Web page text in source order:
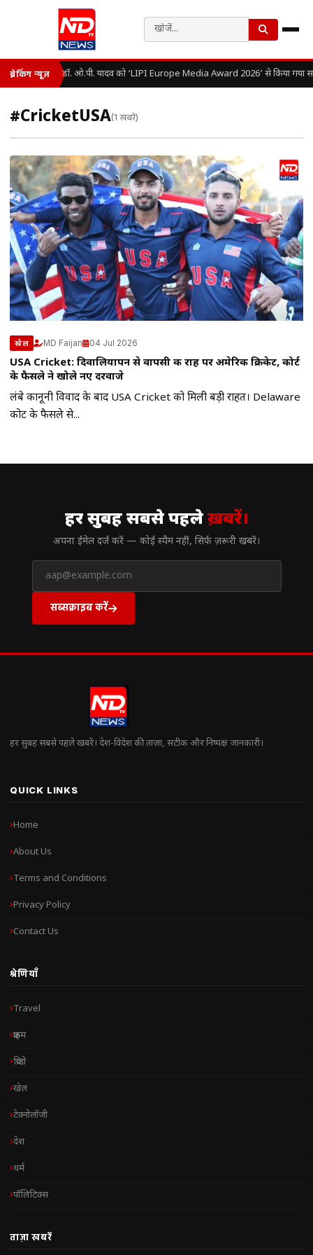
ब्रेकिंग न्यूज़ डॉ. ओ.पी. यादव को ‘LIPI Europe Media Award 2026’ से किया गया
#CricketUSA(1 खबरें)
खेल MD Faijan 04 Jul 2026
USA Cricket: दिवालियापन से वापसी की राह पर अमेरिकी क्रिकेट, कोर्ट
के फैसले ने खोले नए दरवाजे
लंबे कानूनी विवाद के बाद USA Cricket को मिली बड़ी राहत। Delaware
कोर्ट के फैसले से...
हर सुबह सबसे पहलेख़बरें।
अपना ईमेल दर्ज करें — कोई स्पैम नहीं, सिर्फ ज़रूरी खबरें।
सब्सक्राइब करें
हर सुबह सबसे पहले खबरें। देश-विदेश की ताज़ा, सटीक और निष्पक्ष जानकारी।
QUICK LINKS
Home
About Us
Terms and Conditions
Privacy Policy
Contact Us
श्रेणियाँ
Travel
क्राइम
क्रिप्टो
खेल
टेक्नोलॉजी
देश
धर्म
पॉलिटिक्स
ताज़ा खबरें